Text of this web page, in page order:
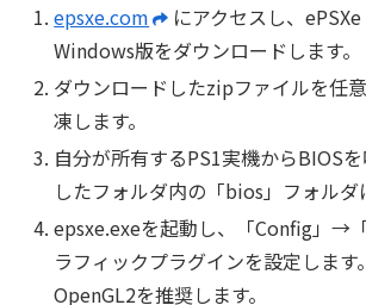
epsxe.com
にアクセスし、
Windows版をダウンロードします。
ダウンロードしたzipファイルを任
凍します。
自分が所有するPS1実機からBIOS
したフォルダ内の「bios」フォルダ
epsxe.exeを起動し、「Config」→
ラフィックプラグインを設定します
OpenGL2を推奨します。